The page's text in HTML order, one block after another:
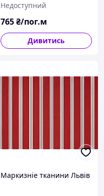
Недоступний
765₴/пог.м
Дивитись
Маркизніе тканини Львів